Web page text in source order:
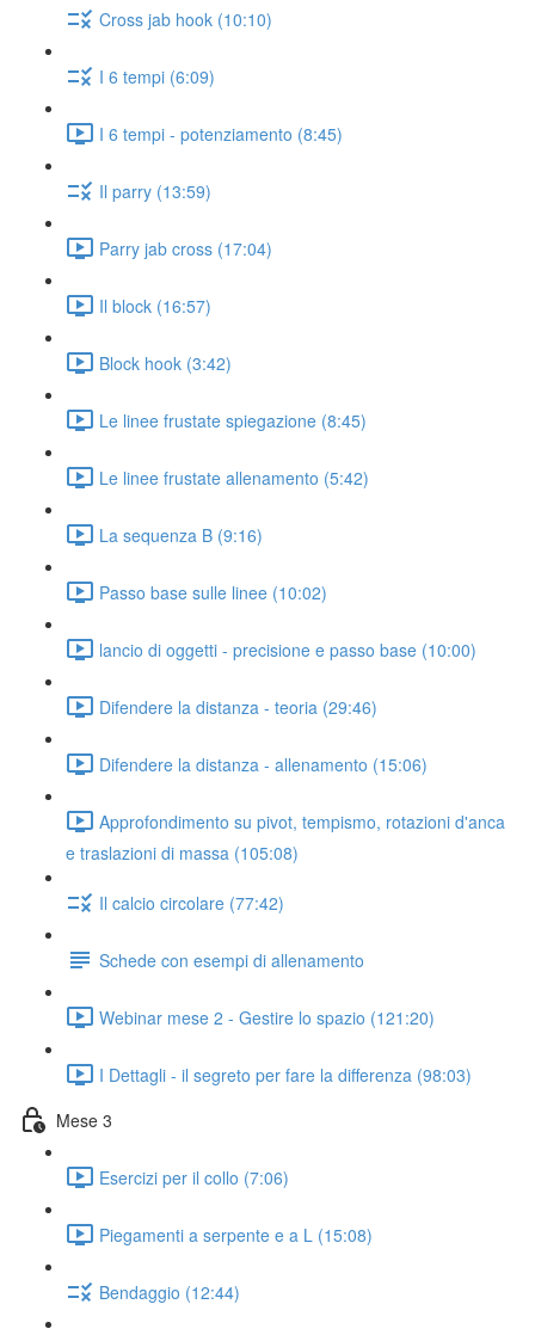
Cross jab hook (10:10)
I 6 tempi (6:09)
I 6 tempi - potenziamento (8:45)
Il parry (13:59)
Parry jab cross (17:04)
Il block (16:57)
Block hook (3:42)
Le linee frustate spiegazione (8:45)
Le linee frustate allenamento (5:42)
La sequenza B (9:16)
Passo base sulle linee (10:02)
lancio di oggetti - precisione e passo base (10:00)
Difendere la distanza - teoria (29:46)
Difendere la distanza - allenamento (15:06)
Approfondimento su pivot, tempismo, rotazioni d'anca
e traslazioni di massa (105:08)
Il calcio circolare (77:42)
Schede con esempi di allenamento
Webinar mese 2 - Gestire lo spazio (121:20)
I Dettagli - il segreto per fare la differenza (98:03)
Mese 3
Esercizi per il collo (7:06)
Piegamenti a serpente e a L (15:08)
Bendaggio (12:44)